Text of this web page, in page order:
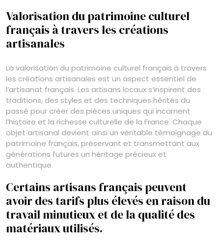
Valorisation du patrimoine culturel
français à travers les créations
artisanales
La valorisation du patrimoine culturel français à travers
les créations artisanales est un aspect essentiel de
l’artisanat français. Les artisans locaux s’inspirent des
traditions, des styles et des techniques hérités du
passé pour créer des pièces uniques qui incarnent
l’histoire et la richesse culturelle de la France. Chaque
objet artisanal devient ainsi un véritable témoignage du
patrimoine français, préservant et transmettant aux
générations futures un héritage précieux et
authentique.
Certains artisans français peuvent
avoir des tarifs plus élevés en raison du
travail minutieux et de la qualité des
matériaux utilisés.